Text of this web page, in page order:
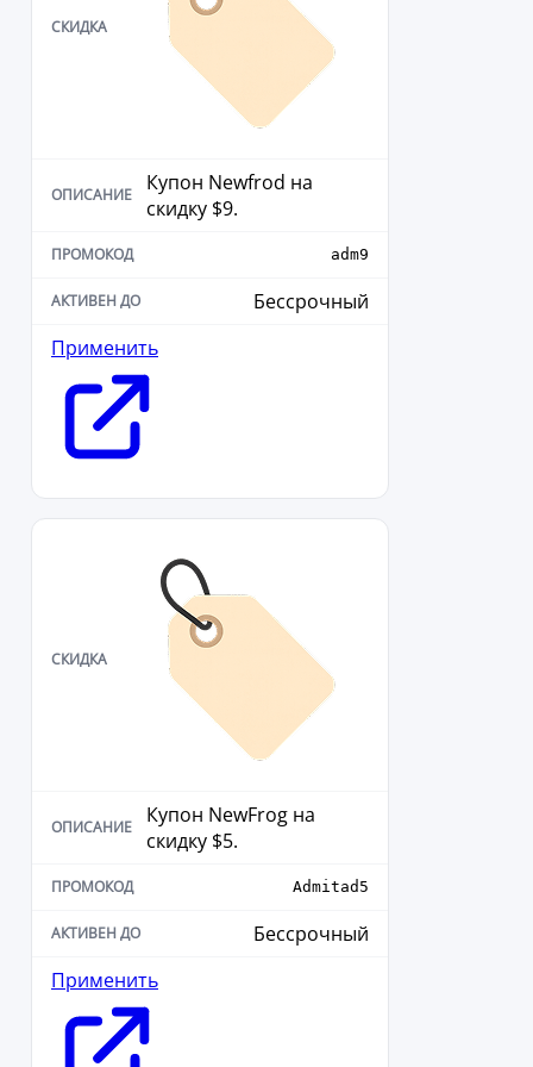
Купон Newfrod на
скидку $9.
adm9
Бессрочный
Применить
Купон NewFrog на
скидку $5.
Admitad5
Бессрочный
Применить